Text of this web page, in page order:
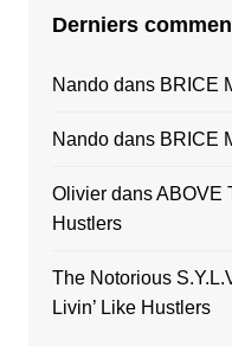
Derniers
Nandodans BRICE
Nandodans BRICE
OlivierdansABOVE
Hustlers
The Notorious
Livin’ Like Hustlers